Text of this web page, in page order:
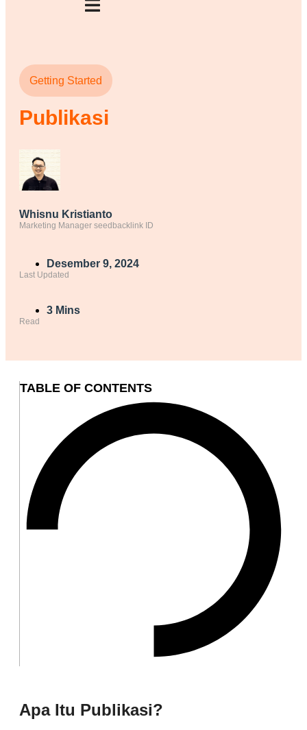
Getting Started
Publikasi
Whisnu Kristianto
Marketing Manager seedbacklink ID
Desember 9, 2024
Last Updated
3 Mins
Read
TABLE OF CONTENTS
Apa Itu Publikasi?